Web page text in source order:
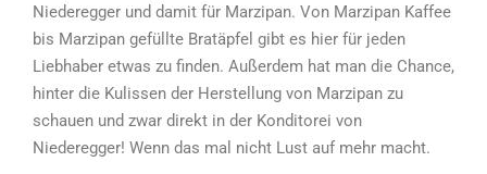
Niederegger und damit für Marzipan. Von Marzipan Kaffee
bis Marzipan gefüllte Bratäpfel gibt es hier für jeden
Liebhaber etwas zu finden. Außerdem hat man die Chance,
hinter die Kulissen der Herstellung von Marzipan zu
schauen und zwar direkt in der Konditorei von
Niederegger! Wenn das mal nicht Lust auf mehr macht.